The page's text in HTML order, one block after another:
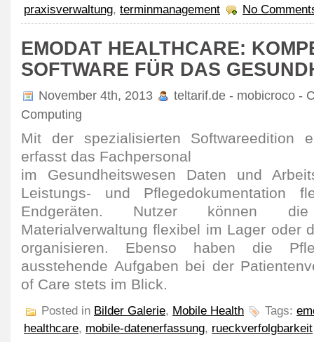
praxisverwaltung, terminmanagement No
EMODAT HEALTHCARE:
SOFTWARE FÜR DAS
November 4th, 2013
teltarif.de - mobicroco -
Computing
Mit der spezialisierten Softwareedition
erfasst das Fachpersonal
im Gesundheitswesen Daten und
Leistungs- und Pflegedokumentation
Endgeräten. Nutzer können
Materialverwaltung flexibel im Lager oder
organisieren. Ebenso haben die
ausstehende Aufgaben bei der
of Care stets im Blick.
Posted in Bilder Galerie, Mobile Health Tags:
healthcare, mobile-datenerfassung, rueckverfolgbarkeit